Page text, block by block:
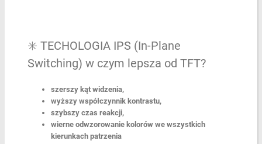
✳️ TECHOLOGIA IPS (In-Plane
Switching) w czym lepsza od TFT?
szerszy kąt widzenia,
wyższy współczynnik kontrastu,
szybszy czas reakcji,
wierne odwzorowanie kolorów we wszystkich
kierunkach patrzenia